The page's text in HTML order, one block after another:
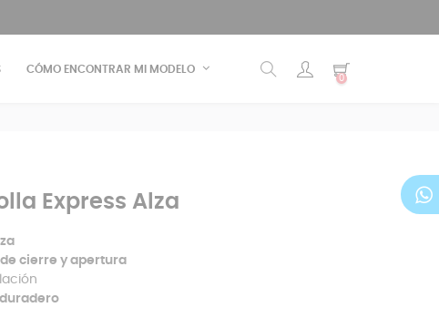
CÓMO ENCONTRAR MI MODELO
0
Express Alza
cierre y apertura